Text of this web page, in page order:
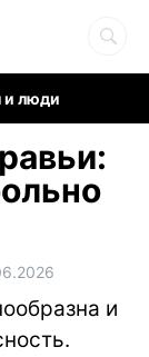
и люди
и